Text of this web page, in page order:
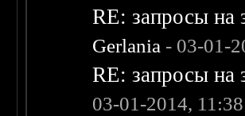
RE: запросы на
Gerlania - 03-01-
RE: запросы на
03-01-2014,